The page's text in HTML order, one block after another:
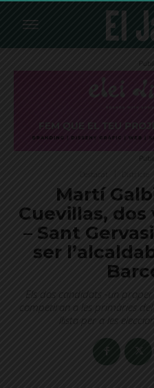
Martí
Cuevillas, dos
– Sant
ser
Els dos candidats -un
competiran a les primàries
llista per a les